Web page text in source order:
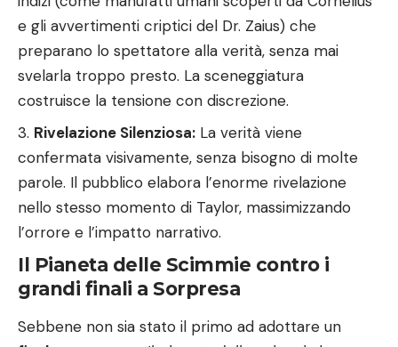
e gli avvertimenti criptici del Dr. Zaius) che
preparano lo spettatore alla verità, senza mai
svelarla troppo presto. La sceneggiatura
costruisce la tensione con discrezione.
Rivelazione Silenziosa: La verità viene
confermata visivamente, senza bisogno di molte
parole. Il pubblico elabora l’enorme rivelazione
nello stesso momento di Taylor, massimizzando
l’orrore e l’impatto narrativo.
Il Pianeta delle Scimmie contro i
grandi finali a Sorpresa
Sebbene non sia stato il primo ad adottare un